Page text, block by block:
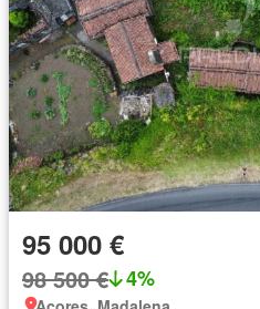
95 000 €
98 500 € 4%